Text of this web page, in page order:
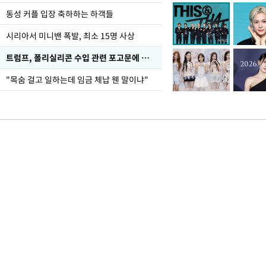
동성 커플 입장 축하하는 하객들
시리아서 미니밴 폭발, 최소 15명 사상
트럼프, 폴리실리콘 수입 관련 포고문에 서명
"목숨 걸고 일하는데 임금 체납 웬 말이냐"